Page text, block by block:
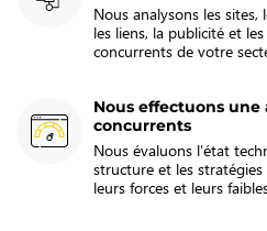
Nous analysons les sites,
les liens, la publicité et
concurrents de votre
Nous effectuons une
concurrents
Nous évaluons l’état
structure et les
leurs forces et leurs